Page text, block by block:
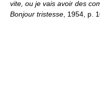
vite, ou je vais avoir des
Bonjour tristesse , 1954, p.